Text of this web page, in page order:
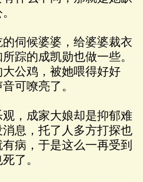
伺候婆婆，给婆婆裁衣
踪的成凯勋也做一些。
公鸡，被她喂得好好
可嘹亮了。
，成家大娘却是抑郁难
息，托了人多方打探也
病，于是这么一再受到
了。